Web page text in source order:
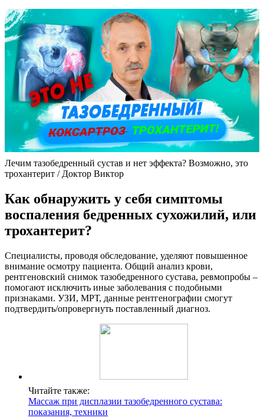
Лечим тазобедренный сустав и нет эффекта? Возможно, это
трохантерит / Доктор Виктор
Как обнаружить у себя симптомы
воспаления бедренных сухожилий, или
трохантерит?
Специалисты, проводя обследование, уделяют повышенное
внимание осмотру пациента. Общий анализ крови,
рентгеновский снимок тазобедренного сустава, ревмопробы –
помогают исключить иные заболевания с подобными
признаками. УЗИ, МРТ, данные рентгенографии смогут
подтвердить/опровергнуть поставленный диагноз.
Читайте также:
Массаж при дисплазии тазобедренного сустава:
показания, техники